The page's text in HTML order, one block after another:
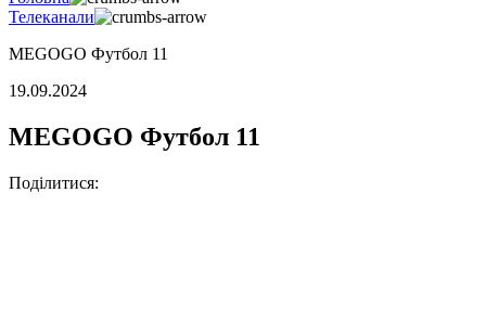
Телеканали
MEGOGO Футбол 11
19.09.2024
MEGOGO Футбол 11
Поділитися: